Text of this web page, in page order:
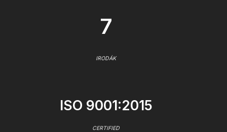
7
IRODÁK
ISO 9001:2015
CERTIFIED